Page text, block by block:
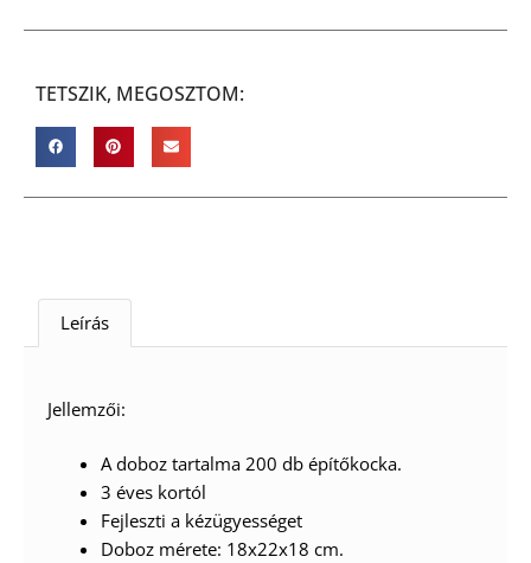
TETSZIK, MEGOSZTOM:
Leírás
Jellemzői:
A doboz tartalma 200 db építőkocka.
3 éves kortól
Fejleszti a kézügyességet
Doboz mérete: 18x22x18 cm.